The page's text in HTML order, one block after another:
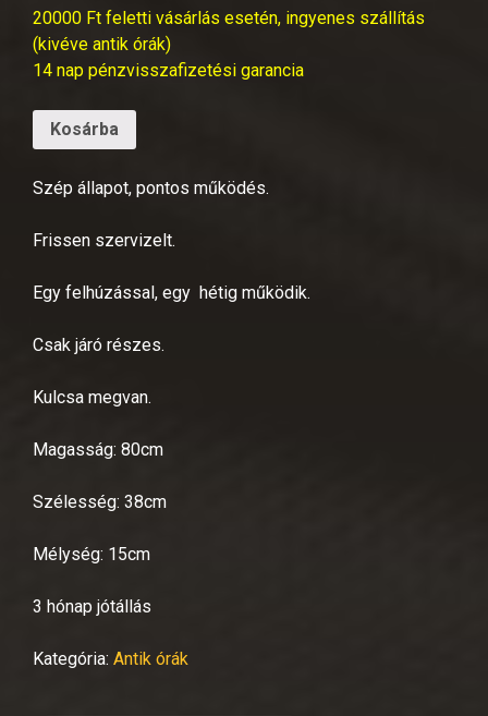
20000 Ft feletti vásárlás esetén, ingyenes szállítás
(kivéve antik órák)
14 nap pénzvisszafizetési garancia
Kosárba
Szép állapot, pontos működés.
Frissen szervizelt.
Egy felhúzással, egy hétig működik.
Csak járó részes.
Kulcsa megvan.
Magasság: 80cm
Szélesség: 38cm
Mélység: 15cm
3 hónap jótállás
Kategória: Antik órák